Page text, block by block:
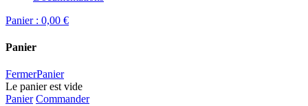
Panier : 0,00 €
Panier
FermerPanier
Le panier est vide
Panier Commander